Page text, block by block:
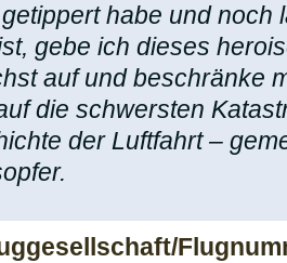
habe und noch
gebe ich dieses
auf und beschränke
die schwersten
der Luftfahrt –